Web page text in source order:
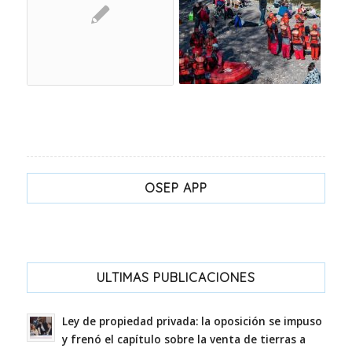
OSEP APP
ULTIMAS PUBLICACIONES
Ley de propiedad privada: la oposición se impuso
y frenó el capítulo sobre la venta de tierras a